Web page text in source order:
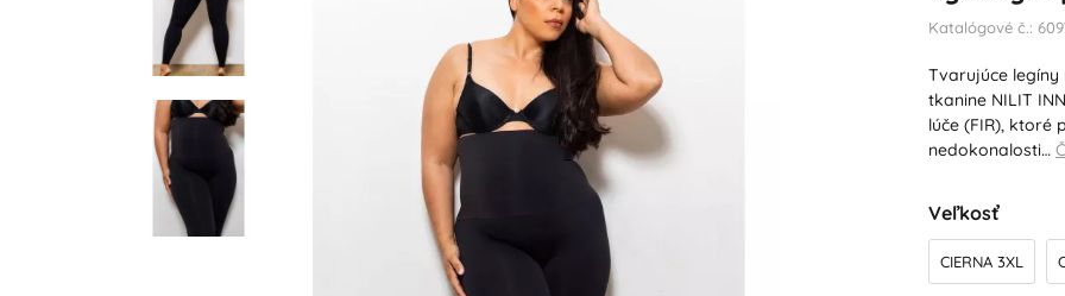
Katalógové č.:
Tvarujúce
tkanine NILIT
lúče (FIR), ktoré
nedokonalosti…
Veľkosť
CIERNA 3XL